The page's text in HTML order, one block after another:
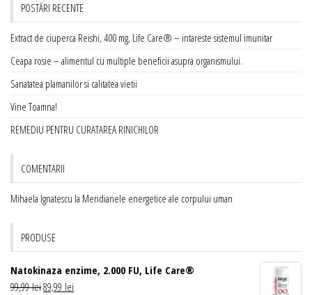
POSTĂRI RECENTE
Extract de ciuperca Reishi, 400 mg, Life Care® – intareste sistemul imunitar
Ceapa rosie – alimentul cu multiple beneficii asupra organismului.
Sanatatea plamanilor si calitatea vietii
Vine Toamna!
REMEDIU PENTRU CURATAREA RINICHILOR
COMENTARII
Mihaela Ignatescu la Meridianele energetice ale corpului uman
PRODUSE
Natokinaza enzime, 2.000 FU, Life Care®
99,99leiPrețul
89,99 lei